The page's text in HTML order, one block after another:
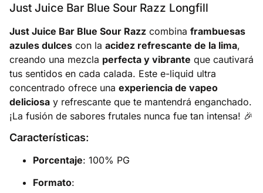
Just Juice Bar Blue Sour Razz Longfill
Just Juice Bar Blue Sour Razz combina frambuesas
azules dulces con la acidez refrescante de la lima,
creando una mezcla perfecta y vibrante que cautivará
tus sentidos en cada calada. Este e-liquid ultra
concentrado ofrece una experiencia de vapeo
deliciosa y refrescante que te mantendrá enganchado.
¡La fusión de sabores frutales nunca fue tan intensa! 🎉
Características:
Porcentaje: 100% PG
Formato: